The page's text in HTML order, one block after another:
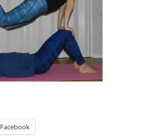
Facebook